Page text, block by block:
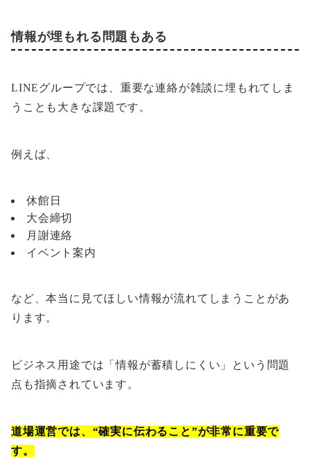
情報が埋もれる問題もある
LINEグループでは、重要な連絡が雑談に埋もれてしま
うことも大きな課題です。
例えば、
休館日
大会締切
月謝連絡
イベント案内
など、本当に見てほしい情報が流れてしまうことがあ
ります。
ビジネス用途では「情報が蓄積しにくい」という問題
点も指摘されています。
道場運営では、“確実に伝わること”が非常に重要で
す。